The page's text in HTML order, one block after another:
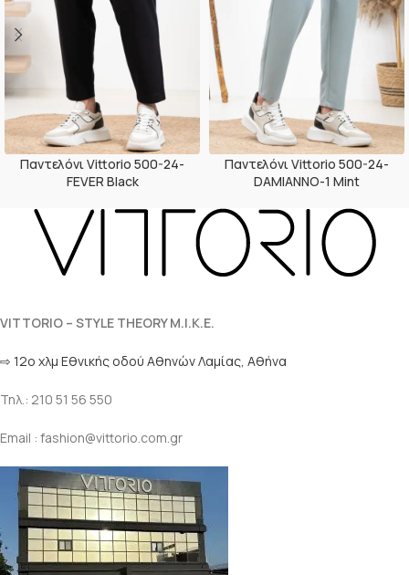
Παντελόνι Vittorio 500-24-
FEVER Black
Παντελόνι Vittorio 500-24-
DAMIANNO-1 Mint
VITTORIO – STYLE THEORY M.I.K.E.
⇨ 12ο χλμ Eθνικής οδού Αθηνών Λαμίας, Αθήνα
Τηλ.: 210 51 56 550
Email : fashion@vittorio.com.gr